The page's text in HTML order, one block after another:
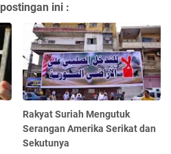
ini :
Rakyat Suriah Mengutuk
Serangan Amerika Serikat dan
Sekutunya